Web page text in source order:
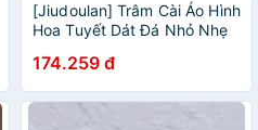
[Jiudoulan] Trâm Cài Áo Hình
Hoa Tuyết Dát Đá Nhỏ Nhẹ
Nữ
174.259 đ